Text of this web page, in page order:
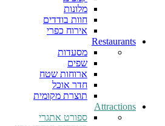
מלונות
חוות בודדים
אירוח כפרי
Restaurants
מסעדות
שפים
ארוחות שטח
חדר אוכל
תוצרת מקומית
Attractions
ספורט אתגרי